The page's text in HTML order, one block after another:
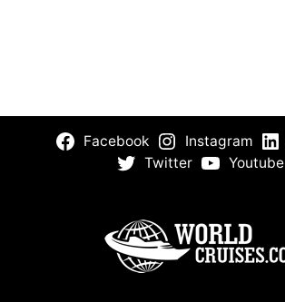
Facebook Instagram
Twitter
Youtube